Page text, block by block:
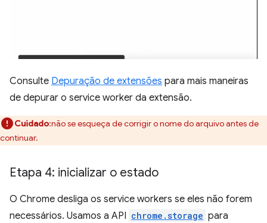
Consulte Depuração de extensões para mais maneiras
de depurar o service worker da extensão.
Cuidado:não se esqueça de corrigir o nome do arquivo antes de
continuar.
Etapa 4: inicializar o estado
O Chrome desliga os service workers se eles não forem
necessários. Usamos a API chrome.storage para